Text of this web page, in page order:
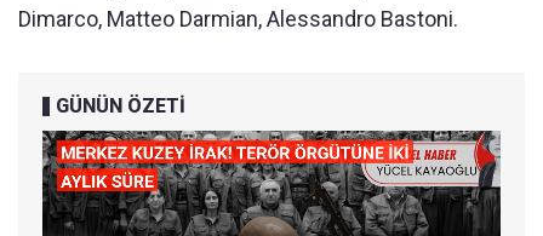
Dimarco, Matteo Darmian, Alessandro Bastoni.
GÜNÜN ÖZETİ